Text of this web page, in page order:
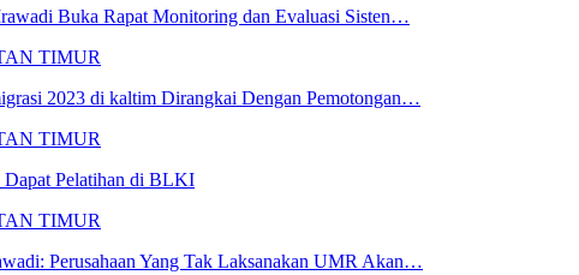
Buka Rapat Monitoring dan Evaluasi Sisten…
TIMUR
2023 di kaltim Dirangkai Dengan Pemotongan…
TIMUR
Pelatihan di BLKI
TIMUR
Perusahaan Yang Tak Laksanakan UMR Akan…